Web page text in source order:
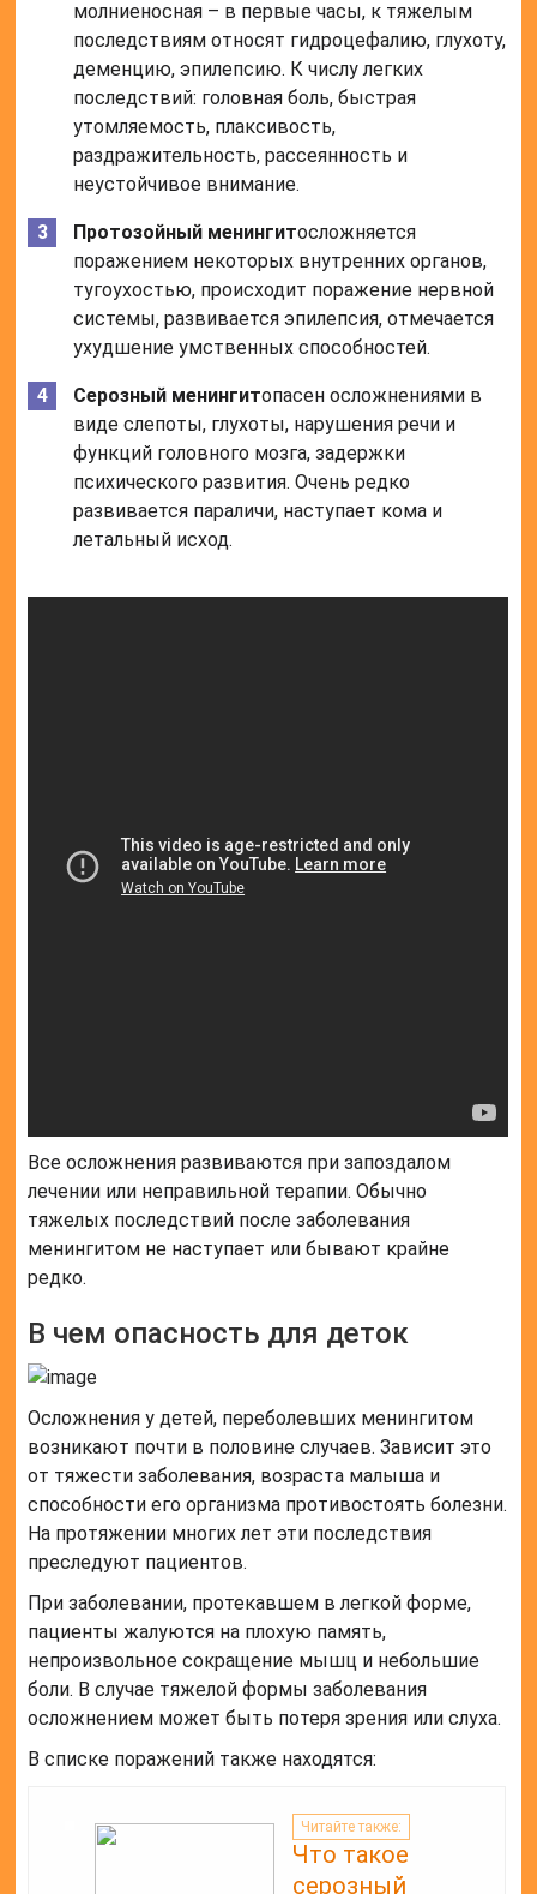
молниеносная – в первые часы, к тяжелым
последствиям относят гидроцефалию, глухоту,
деменцию, эпилепсию. К числу легких
последствий: головная боль, быстрая
утомляемость, плаксивость,
раздражительность, рассеянность и
неустойчивое внимание.
Протозойный менингитосложняется
поражением некоторых внутренних органов,
тугоухостью, происходит поражение нервной
системы, развивается эпилепсия, отмечается
ухудшение умственных способностей.
Серозный менингитопасен осложнениями в
виде слепоты, глухоты, нарушения речи и
функций головного мозга, задержки
психического развития. Очень редко
развивается параличи, наступает кома и
летальный исход.
Все осложнения развиваются при запоздалом
лечении или неправильной терапии. Обычно
тяжелых последствий после заболевания
менингитом не наступает или бывают крайне
редко.
В чем опасность для деток
Осложнения у детей, переболевших менингитом
возникают почти в половине случаев. Зависит это
от тяжести заболевания, возраста малыша и
способности его организма противостоять болезни.
На протяжении многих лет эти последствия
преследуют пациентов.
При заболевании, протекавшем в легкой форме,
пациенты жалуются на плохую память,
непроизвольное сокращение мышц и небольшие
боли. В случае тяжелой формы заболевания
осложнением может быть потеря зрения или слуха.
В списке поражений также находятся:
Читайте также:
Что такое
серозный